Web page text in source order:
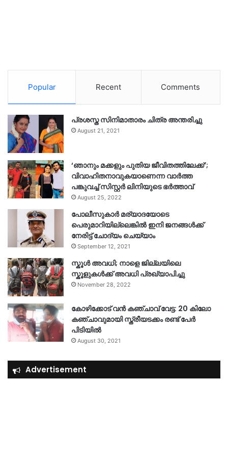
Popular Recent Comments
പ്രശസ്ത സിനിമാതാരം ചിത്ര അന്തരിച്ചു
August 21, 2021
‘ഞാനും മക്കളും പുതിയ ജീവിതത്തിലേക്ക്’;
വിവാഹിതനാവുകയാണെന്ന വാർത്ത
പങ്കുവച്ച് സിസ്റ്റർ ലിനിയുടെ ഭർത്താവ്
August 25, 2022
പോലീസുകാര്‍ മര്യാദയോടെ
പെരുമാറിയില്ലെങ്കില്‍ ഇനി ജനങ്ങള്‍ക്ക്
നേരിട്ട് ചോദ്യം ചെയ്യാം
September 12, 2021
സ്കൂൾ അവധി; നാളെ ജില്ലയിലെ
സ്കൂളുകൾക്ക് അവധി പ്രഖ്യാപിച്ചു
November 28, 2022
കോഴിക്കോട് വൻ കഞ്ചാവ് വേട്ട: 20 കിലോ
കഞ്ചാവുമായി സ്ത്രീയടക്കം രണ്ട് പേർ
പിടിയിൽ
August 30, 2021
Advertisement